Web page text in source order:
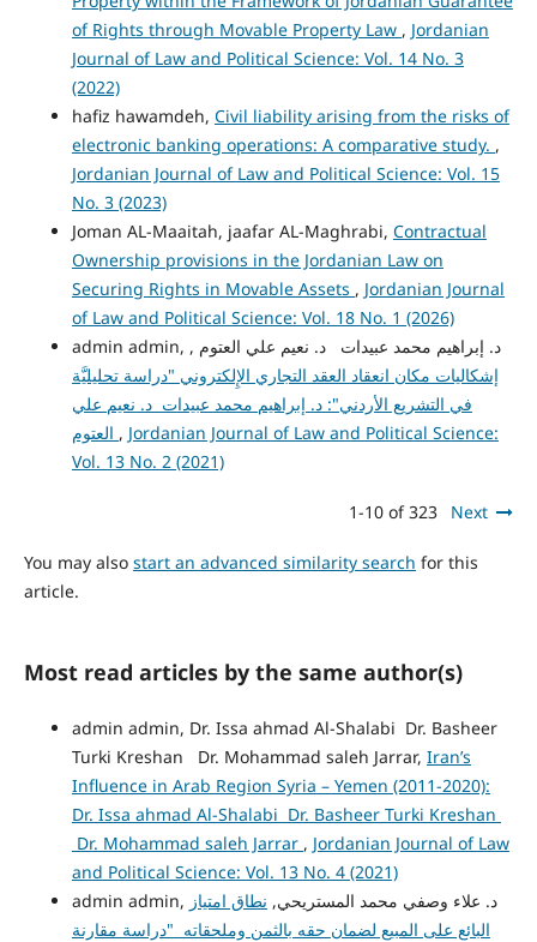
of Rights through Movable Property Law , Jordanian
Journal of Law and Political Science: Vol. 14 No. 3
(2022)
hafiz hawamdeh, Civil liability arising from the risks of
electronic banking operations: A comparative study. ,
Jordanian Journal of Law and Political Science: Vol. 15
No. 3 (2023)
Joman AL-Maaitah, jaafar AL-Maghrabi, Contractual
Ownership provisions in the Jordanian Law on
Securing Rights in Movable Assets , Jordanian Journal
of Law and Political Science: Vol. 18 No. 1 (2026)
admin admin, د. إبراهيم محمد عبيدات د. نعيم علي العتوم ,
إشكاليات مكان انعقاد العقد التجاري الإِلكتروني "دراسة تحليليَّة
في التشريع الأردني": د. إبراهيم محمد عبيدات د. نعيم علي
, Jordanian Journal of Law and Political Science:
Vol. 13 No. 2 (2021)
1-10 of 323 Next
You may also start an advanced similarity search for this
article.
Most read articles by the same author(s)
admin admin, Dr. Issa ahmad Al-Shalabi Dr. Basheer
Turki Kreshan Dr. Mohammad saleh Jarrar, Iran’s
Influence in Arab Region Syria – Yemen (2011-2020):
Dr. Issa ahmad Al-Shalabi Dr. Basheer Turki Kreshan
Dr. Mohammad saleh Jarrar , Jordanian Journal of Law
and Political Science: Vol. 13 No. 4 (2021)
admin admin, د. علاء وصفي محمد المستريحي, نطاق امتياز
البائع على المبيع لضمان حقه بالثمن وملحقاته "دراسة مقارنة